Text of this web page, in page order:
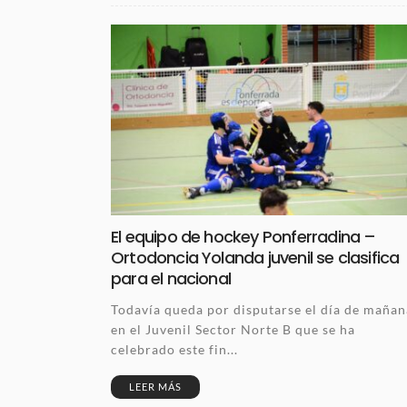
El equipo de hockey Ponferradina –
Ortodoncia Yolanda juvenil se clasifica
para el nacional
Todavía queda por disputarse el día de
en el Juvenil Sector Norte B que se ha
celebrado este fin...
LEER MÁS